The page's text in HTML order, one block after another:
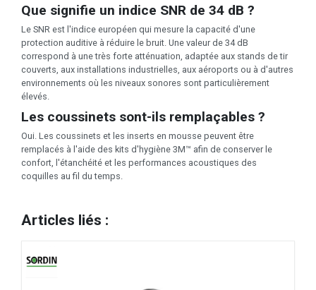
Que signifie un indice SNR de 34 dB ?
Le SNR est l'indice européen qui mesure la capacité d'une
protection auditive à réduire le bruit. Une valeur de 34 dB
correspond à une très forte atténuation, adaptée aux stands de tir
couverts, aux installations industrielles, aux aéroports ou à d'autres
environnements où les niveaux sonores sont particulièrement
élevés.
Les coussinets sont-ils remplaçables ?
Oui. Les coussinets et les inserts en mousse peuvent être
remplacés à l'aide des kits d'hygiène 3M™ afin de conserver le
confort, l'étanchéité et les performances acoustiques des
coquilles au fil du temps.
Articles liés :